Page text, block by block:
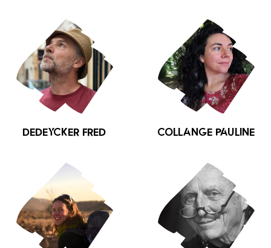
DEDEYCKER Fred COLLANGE Pauline